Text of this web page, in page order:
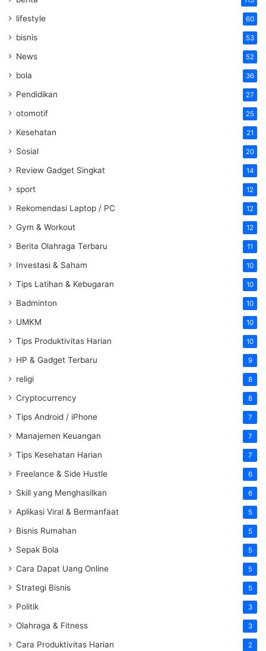
lifestyle 60
bisnis 53
News 52
bola 36
Pendidikan 27
otomotif 25
Kesehatan 21
Sosial 20
Review Gadget Singkat 14
sport 12
Rekomendasi Laptop / PC 12
Gym & Workout 12
Berita Olahraga Terbaru 11
Investasi & Saham 10
Tips Latihan & Kebugaran 10
Badminton 10
UMKM 10
Tips Produktivitas Harian 10
HP & Gadget Terbaru 9
religi 8
Cryptocurrency 8
Tips Android / iPhone 7
Manajemen Keuangan 7
Tips Kesehatan Harian 7
Freelance & Side Hustle 6
Skill yang Menghasilkan 6
Aplikasi Viral & Bermanfaat 5
Bisnis Rumahan 5
Sepak Bola 5
Cara Dapat Uang Online 5
Strategi Bisnis 5
Politik 3
Olahraga & Fitness 3
Cara Produktivitas Harian 2